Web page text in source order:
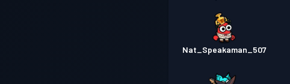
Nat_Speakaman_507